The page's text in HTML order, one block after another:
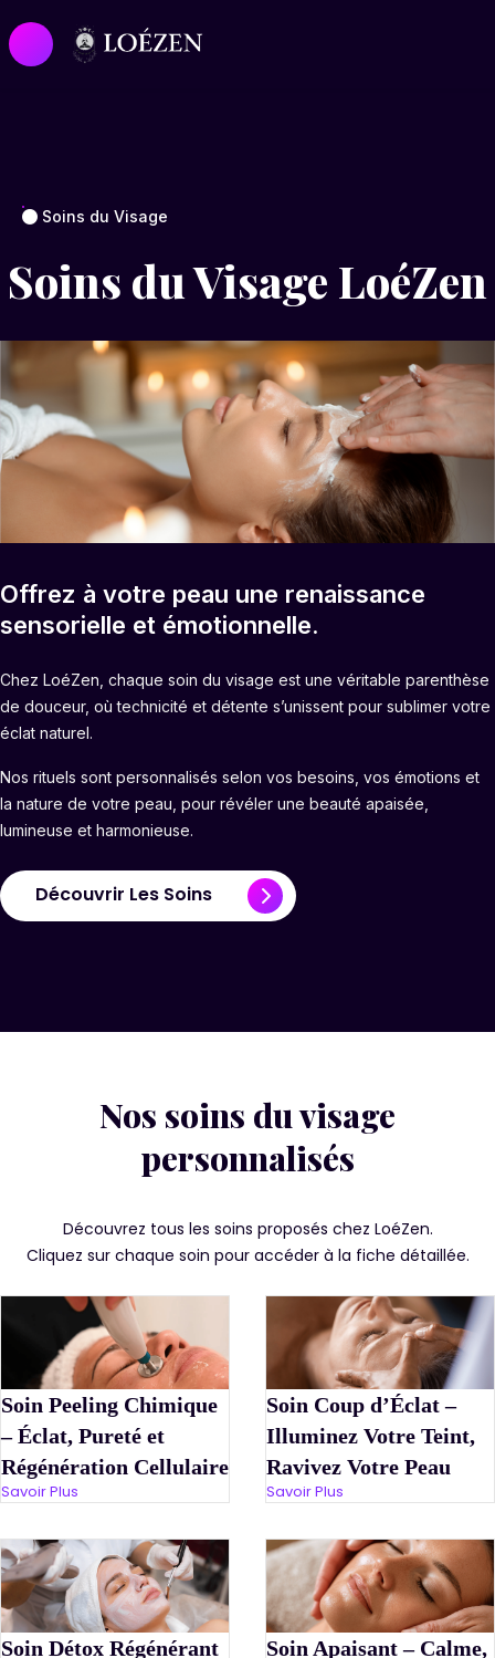
Soins du Visage
Soins du Visage LoéZen
Offrez à votre peau une renaissance
sensorielle et émotionnelle.
Chez LoéZen, chaque soin du visage est une véritable parenthèse
de douceur, où technicité et détente s’unissent pour sublimer votre
éclat naturel.
Nos rituels sont personnalisés selon vos besoins, vos émotions et
la nature de votre peau, pour révéler une beauté apaisée,
lumineuse et harmonieuse.
Découvrir Les Soins
Nos soins du visage
personnalisés
Découvrez tous les soins proposés chez LoéZen.
Cliquez sur chaque soin pour accéder à la fiche détaillée.
Soin Peeling Chimique
– Éclat, Pureté et
Régénération Cellulaire
Savoir Plus
Soin Coup d’Éclat –
Illuminez Votre Teint,
Ravivez Votre Peau
Savoir Plus
Soin Détox Régénérant
Soin Apaisant – Calme,